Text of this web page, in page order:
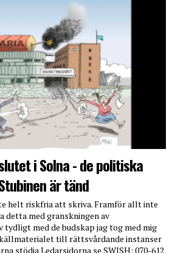
i Solna - de politiska
är tänd
helt riskfria att skriva. Framför allt inte
detta med granskningen av
tydligt med de budskap jag tog med mig
till rättsvårdande instanser
stödja Ledarsidorna.se SWISH: 070-612